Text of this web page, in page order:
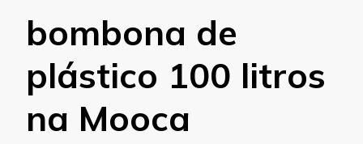
bombona de
plástico 100 litros
na Mooca